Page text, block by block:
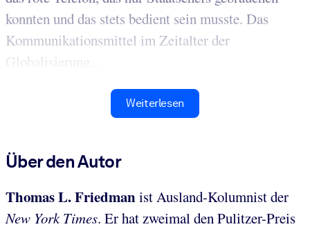
konnten und das stets bedient sein musste. Das
Kommunikationsmittel im Zeitalter der
Globalisierung...
Weiterlesen
Über den Autor
Thomas L. Friedmanist Ausland-Kolumnist der
New York Times. Er hat zweimal den Pulitzer-Preis